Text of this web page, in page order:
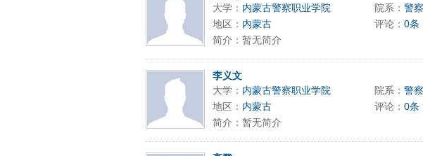
大学： 内蒙古警察职业学院 院系： 警
地区： 内蒙古 评论： 0条
简介：暂无简介
李义文
大学： 内蒙古警察职业学院 院系： 警
地区： 内蒙古 评论： 0条
简介：暂无简介